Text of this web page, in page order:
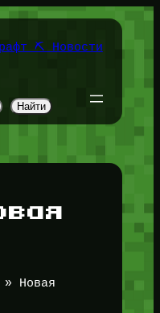
⛏️ Новости
Найти
» Новая